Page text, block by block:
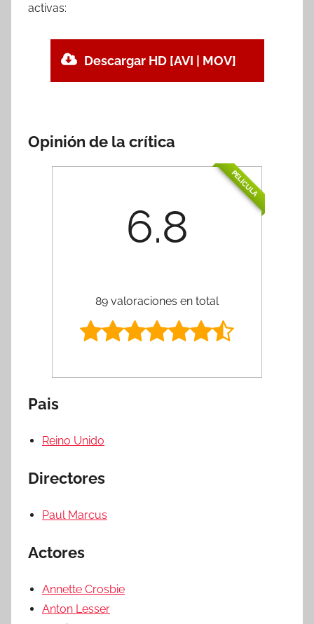
activas:
Descargar HD [AVI | MOV]
Opinión de la crítica
PELÍCULA
6.8
89 valoraciones en total
Pais
Reino Unido
Directores
Paul Marcus
Actores
Annette Crosbie
Anton Lesser